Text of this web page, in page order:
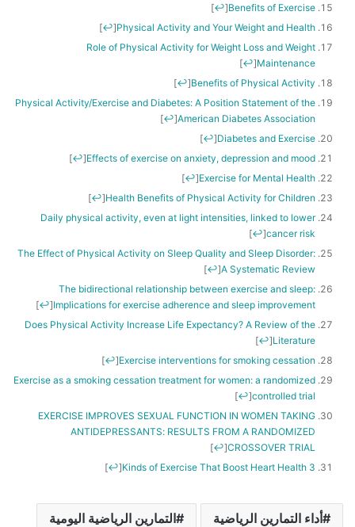
Benefits of Exercise
[
↩
]
Physical Activity and Your Weight and Health
[
↩
]
Role of Physical Activity for Weight Loss and Weight
Maintenance
[
↩
]
Benefits of Physical Activity
[
↩
]
Physical Activity/Exercise and Diabetes: A Position Statement of the
American Diabetes Association
[
↩
]
Diabetes and Exercise
[
↩
]
Effects of exercise on anxiety, depression and mood
[
↩
]
Exercise for Mental Health
[
↩
]
Health Benefits of Physical Activity for Children
[
↩
]
Daily physical activity, even at light intensities, linked to lower
cancer risk
[
↩
]
The Effect of Physical Activity on Sleep Quality and Sleep Disorder:
A Systematic Review
[
↩
]
The bidirectional relationship between exercise and sleep:
Implications for exercise adherence and sleep improvement
[
↩
]
Does Physical Activity Increase Life Expectancy? A Review of the
Literature
[
↩
]
Exercise interventions for smoking cessation
[
↩
]
Exercise as a smoking cessation treatment for women: a randomized
controlled trial
[
↩
]
EXERCISE IMPROVES SEXUAL FUNCTION IN WOMEN TAKING
ANTIDEPRESSANTS: RESULTS FROM A RANDOMIZED
CROSSOVER TRIAL
[
↩
]
3 Kinds of Exercise That Boost Heart Health
[
↩
]
أداء التمارين الرياضية التمارين الرياضية اليومية